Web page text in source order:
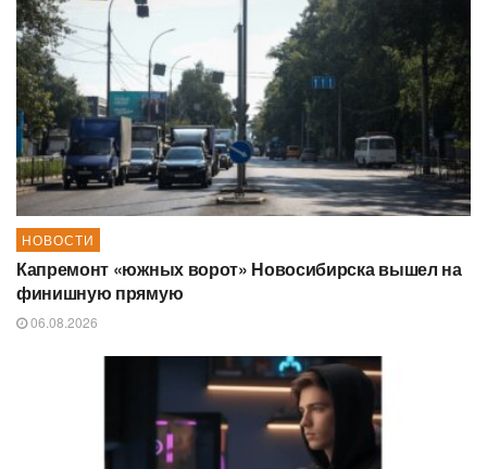
НОВОСТИ
Капремонт «южных ворот» Новосибирска вышел на
финишную прямую
06.08.2026